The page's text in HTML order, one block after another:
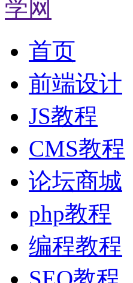
首页
前端设计
JS教程
CMS教程
论坛商城
php教程
编程教程